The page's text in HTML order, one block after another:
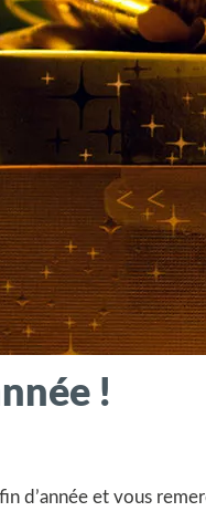
!
d’année et vous